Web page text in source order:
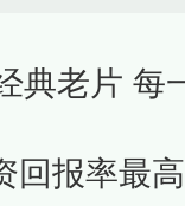
典老片 每
回报率最